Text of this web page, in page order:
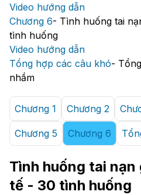
Video hướng dẫn
Chương 6- Tình huống tai
tình huống
Video hướng dẫn
Tổng hợp các câu khó-
nhầm
Chương 1 Chương 2
Chương 5 Chương 6
Tình huống tai
tế - 30 tình huống